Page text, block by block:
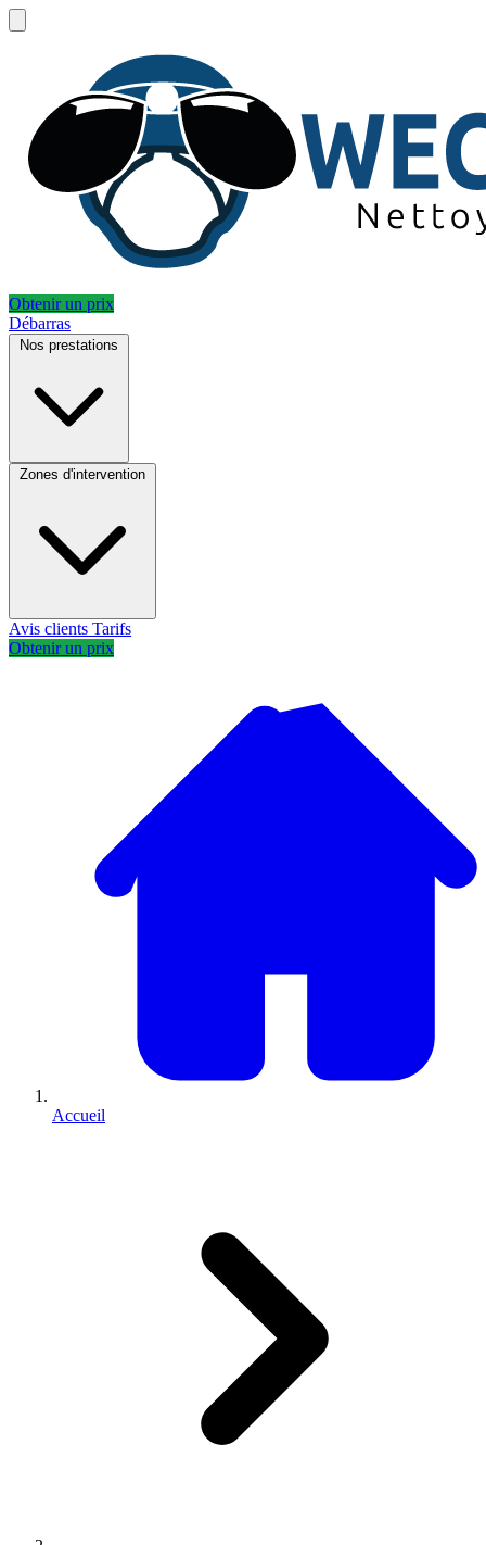
Obtenir un prix
Débarras
Nos prestations
Zones d'intervention
Avis clients Tarifs
Obtenir un prix
Accueil